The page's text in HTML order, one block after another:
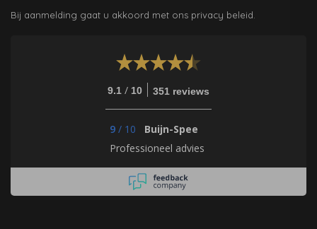
Bij aanmelding gaat u akkoord met ons privacy beleid.
9.1 / 10 351 reviews
9 / 10
Buijn-Spee
Professioneel advies